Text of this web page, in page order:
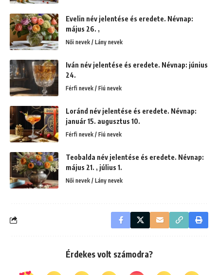
Evelin név jelentése és eredete. Névnap:
május 26. ,
Női nevek / Lány nevek
Iván név jelentése és eredete. Névnap: június
24.
Férfi nevek / Fiú nevek
Loránd név jelentése és eredete. Névnap:
január 15. augusztus 10.
Férfi nevek / Fiú nevek
Teobalda név jelentése és eredete. Névnap:
május 21. , július 1.
Női nevek / Lány nevek
Érdekes volt számodra?